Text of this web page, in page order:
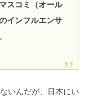
スコミ（オール
インフルエンサ
いんだが、日本にい